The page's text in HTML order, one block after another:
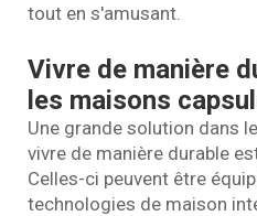
tout en s'amusant.
Vivre de manière
les maisons
Une grande solution dans
vivre de manière durable
Celles-ci peuvent être
technologies de maison